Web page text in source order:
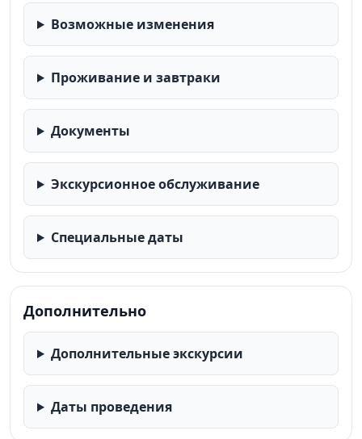
Возможные изменения
Проживание и завтраки
Документы
Экскурсионное обслуживание
Специальные даты
Дополнительно
Дополнительные экскурсии
Даты проведения